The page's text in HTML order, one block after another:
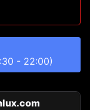
- 22:00)